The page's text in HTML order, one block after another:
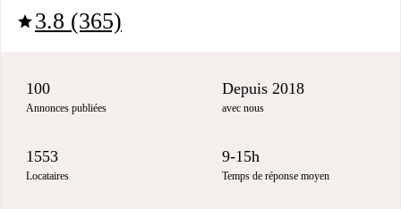
star3.8 (365)
100
Annonces publiées
Depuis 2018
avec nous
1553
Locataires
9-15h
Temps de réponse moyen